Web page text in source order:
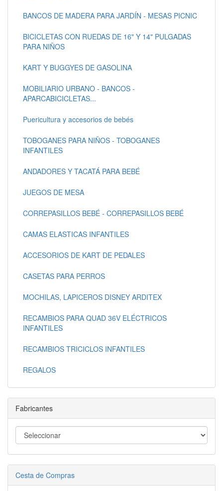
BANCOS DE MADERA PARA JARDÍN - MESAS PICNIC
BICICLETAS CON RUEDAS DE 16" Y 14" PULGADAS
PARA NIÑOS
KART Y BUGGYES DE GASOLINA
MOBILIARIO URBANO - BANCOS -
APARCABICICLETAS...
Puericultura y accesorios de bebés
TOBOGANES PARA NIÑOS - TOBOGANES
INFANTILES
ANDADORES Y TACATÁ PARA BEBÉ
JUEGOS DE MESA
CORREPASILLOS BEBÉ - CORREPASILLOS BEBÉ
CAMAS ELASTICAS INFANTILES
ACCESORIOS DE KART DE PEDALES
CASETAS PARA PERROS
MOCHILAS, LAPICEROS DISNEY ARDITEX
RECAMBIOS PARA QUAD 36V ELÉCTRICOS
INFANTILES
RECAMBIOS TRICICLOS INFANTILES
REGALOS
Fabricantes
Cesta de Compras